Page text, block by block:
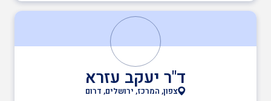
ד"ר יעקב עזרא
צפון, המרכז, ירושלים, דרום